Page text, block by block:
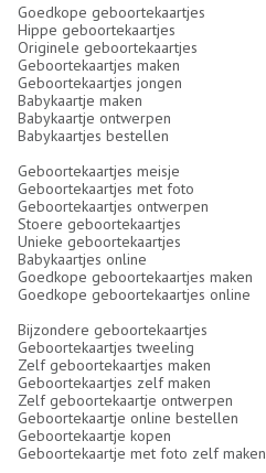
Goedkope geboortekaartjes
Hippe geboortekaartjes
Originele geboortekaartjes
Geboortekaartjes maken
Geboortekaartjes jongen
Babykaartje maken
Babykaartje ontwerpen
Babykaartjes bestellen
Geboortekaartjes meisje
Geboortekaartjes met foto
Geboortekaartjes ontwerpen
Stoere geboortekaartjes
Unieke geboortekaartjes
Babykaartjes online
Goedkope geboortekaartjes maken
Goedkope geboortekaartjes online
Bijzondere geboortekaartjes
Geboortekaartjes tweeling
Zelf geboortekaartjes maken
Geboortekaartjes zelf maken
Zelf geboortekaartje ontwerpen
Geboortekaartje online bestellen
Geboortekaartje kopen
Geboortekaartje met foto zelf maken